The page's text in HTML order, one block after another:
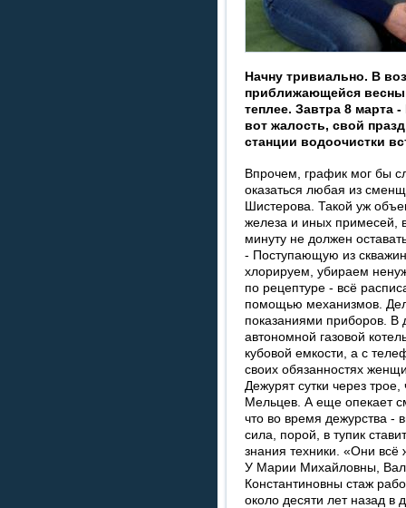
Начну тривиально. В
приближающейся
теплее. Завтра 8 марта
вот жалость, свой
станции водоочистки
Впрочем, график мог бы
оказаться любая из
Шистерова. Такой уж
железа и иных примесей,
минуту не должен
- Поступающую из
хлорируем, убираем
по рецептуре - всё
помощью механизмов.
показаниями приборов. В
автономной газовой
кубовой емкости, а с
своих обязанностях
Дежурят сутки через
Мельцев. А еще опекает
что во время дежурства -
сила, порой, в тупик
знания техники. «Они
У Марии Михайловны,
Константиновны стаж
около десяти лет назад в